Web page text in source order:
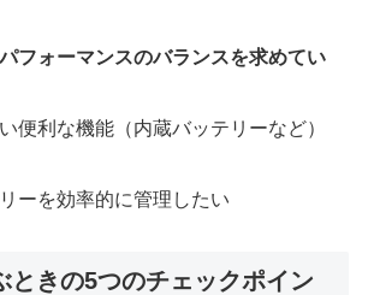
フォーマンスのバランスを求めてい
便利な機能（内蔵バッテリーなど）
ーを効率的に管理したい
ときの5つのチェックポイン